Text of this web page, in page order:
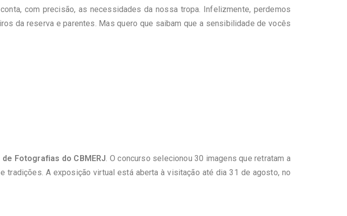
com precisão, as necessidades da nossa tropa. Infelizmente, perdemos
da reserva e parentes. Mas quero que saibam que a sensibilidade de vocês
de Fotografias do CBMERJ. O concurso selecionou 30 imagens que retratam a
A exposição virtual está aberta à visitação até dia 31 de agosto, no